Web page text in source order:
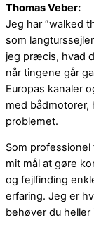
Thomas Veber:
Jeg har “walked
som
jeg præcis, hvad
når tingene går
Europas kanaler
med bådmotorer,
problemet.
Som
mit mål at gøre
og fejlfinding
erfaring. Jeg er
behøver du